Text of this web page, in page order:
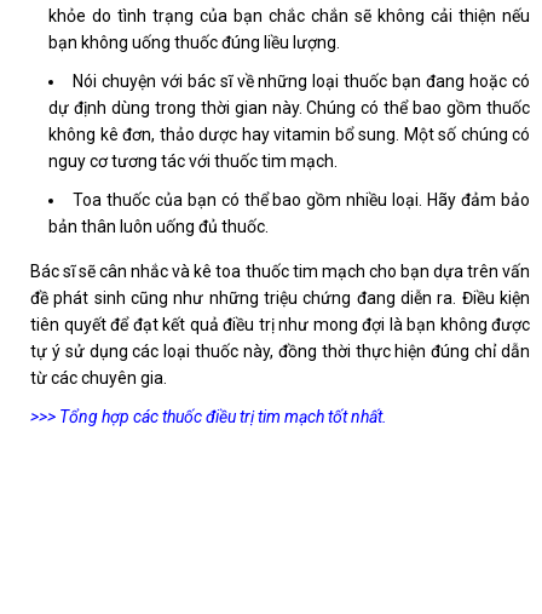
khỏe do tình trạng của bạn chắc chắn sẽ không cải thiện nếu
bạn không uống thuốc đúng liều lượng.
Nói chuyện với bác sĩ về những loại thuốc bạn đang hoặc có
dự định dùng trong thời gian này. Chúng có thể bao gồm thuốc
không kê đơn, thảo dược hay vitamin bổ sung. Một số chúng có
nguy cơ tương tác với thuốc tim mạch.
Toa thuốc của bạn có thể bao gồm nhiều loại. Hãy đảm bảo
bản thân luôn uống đủ thuốc.
Bác sĩ sẽ cân nhắc và kê toa thuốc tim mạch cho bạn dựa trên vấn
đề phát sinh cũng như những triệu chứng đang diễn ra. Điều kiện
tiên quyết để đạt kết quả điều trị như mong đợi là bạn không được
tự ý sử dụng các loại thuốc này, đồng thời thực hiện đúng chỉ dẫn
từ các chuyên gia.
>>> Tổng hợp các thuốc điều trị tim mạch tốt nhất.